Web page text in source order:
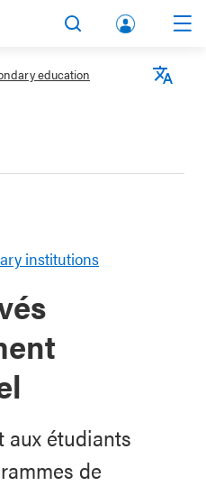
lbert
education
institutions
aux étudiants
de